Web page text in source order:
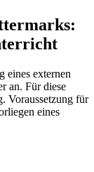
eines externen
an. Für diese
Voraussetzung für
eines